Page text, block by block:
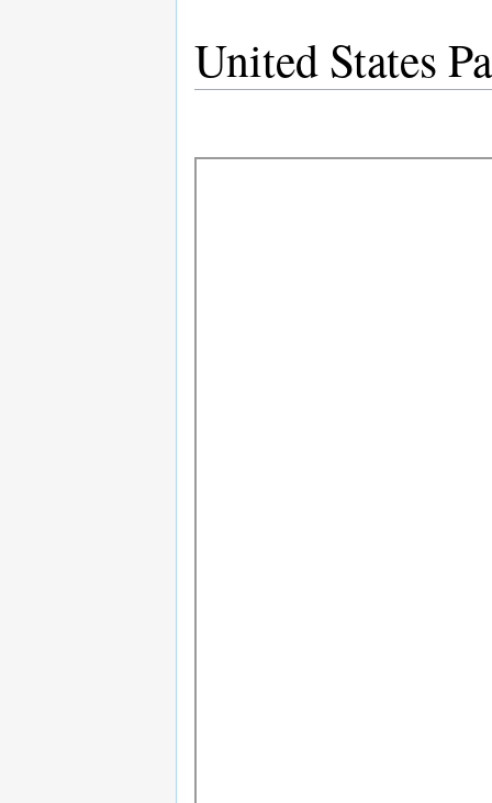
United States